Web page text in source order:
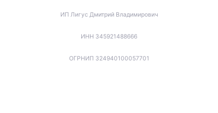
ИП Лигус Дмитрий Владимирович
ИНН 345921488666
ОГРНИП 324940100057701